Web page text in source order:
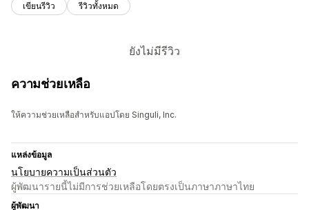
เขียนรีวิว รีวิวทั้งหมด
ยังไม่มีรีวิว
ความช่วยเหลือ
ให้ความช่วยเหลือสำหรับแอปโดย Singuli, Inc.
แหล่งข้อมูล
นโยบายความเป็นส่วนตัว
ผู้พัฒนารายนี้ไม่มีการช่วยเหลือโดยตรงเป็นภาษาภาษาไทย
ผู้พัฒนา